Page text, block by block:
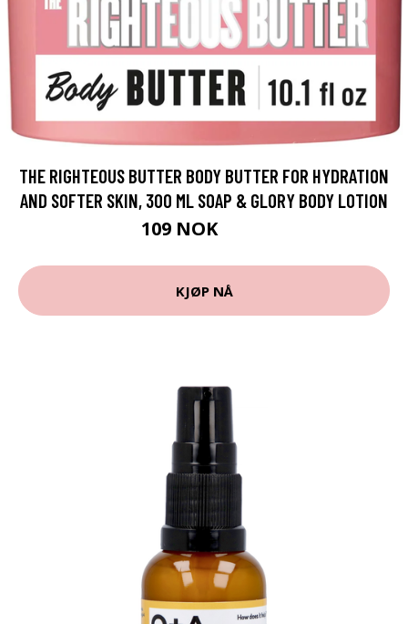
THE RIGHTEOUS BUTTER BODY BUTTER FOR HYDRATION
AND SOFTER SKIN, 300 ML SOAP & GLORY BODY LOTION
109 NOK
KJØP NÅ